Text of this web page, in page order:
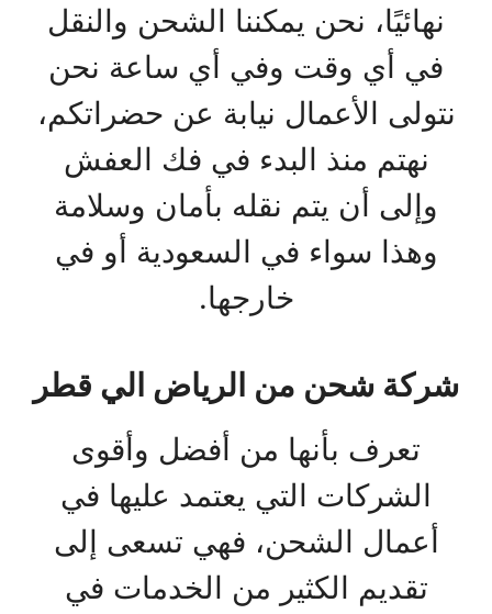
نهائيًا، نحن يمكننا الشحن والنقل
في أي وقت وفي أي ساعة نحن
نتولى الأعمال نيابة عن حضراتكم،
نهتم منذ البدء في فك العفش
وإلى أن يتم نقله بأمان وسلامة
وهذا سواء في السعودية أو في
خارجها.
شركة شحن من الرياض الي قطر
تعرف بأنها من أفضل وأقوى
الشركات التي يعتمد عليها في
أعمال الشحن، فهي تسعى إلى
تقديم الكثير من الخدمات في